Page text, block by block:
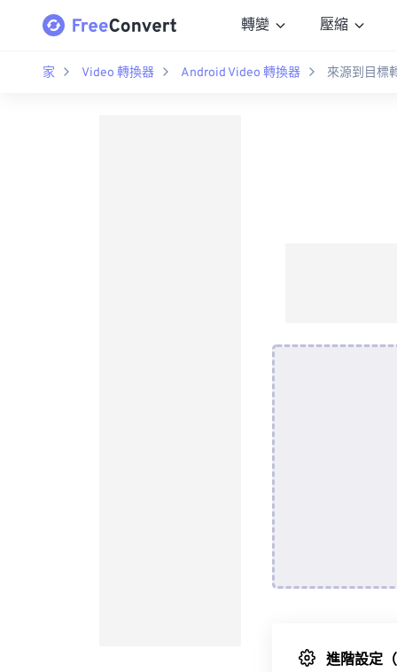
轉變 壓縮
家 Video 轉換器 Android Video 轉換器 來源到目標
進階設定